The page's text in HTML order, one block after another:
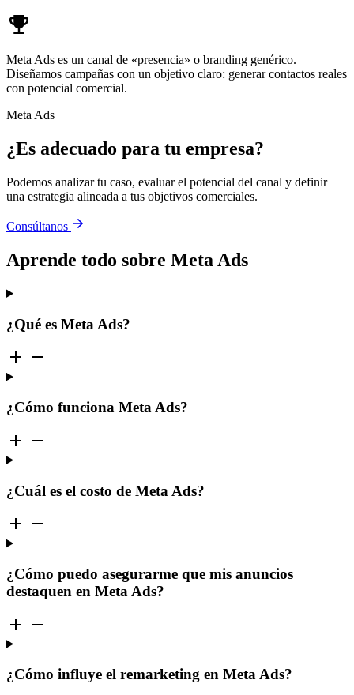
Meta Ads es un canal de «presencia» o branding genérico.
Diseñamos campañas con un objetivo claro: generar contactos reales
con potencial comercial.
Meta Ads
¿Es adecuado para tu empresa?
Podemos analizar tu caso, evaluar el potencial del canal y definir
una estrategia alineada a tus objetivos comerciales.
Consúltanos
Aprende todo sobre Meta Ads
¿Qué es Meta Ads?
¿Cómo funciona Meta Ads?
¿Cuál es el costo de Meta Ads?
¿Cómo puedo asegurarme que mis anuncios
destaquen en Meta Ads?
¿Cómo influye el remarketing en Meta Ads?